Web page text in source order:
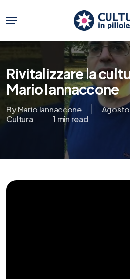
main
content
Menu
Rivitalizzare la
Mario Iannaccone
ByMario Iannaccone Agosto
Cultura
1 min read